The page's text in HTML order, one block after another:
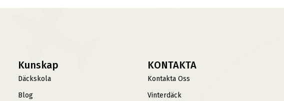
Kunskap
Däckskola
Blog
KONTAKTA
Kontakta Oss
Vinterdäck